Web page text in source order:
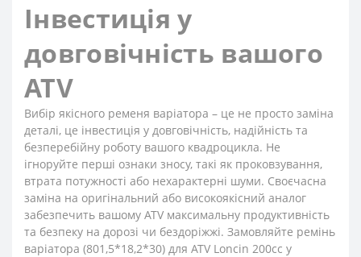
Інвестиція у
довговічність вашого
ATV
Вибір якісного ременя варіатора – це не просто заміна
деталі, це інвестиція у довговічність, надійність та
безперебійну роботу вашого квадроцикла. Не
ігноруйте перші ознаки зносу, такі як проковзування,
втрата потужності або нехарактерні шуми. Своєчасна
заміна на оригінальний або високоякісний аналог
забезпечить вашому ATV максимальну продуктивність
та безпеку на дорозі чи бездоріжжі. Замовляйте ремінь
варіатора (801,5*18,2*30) для ATV Loncin 200cc у